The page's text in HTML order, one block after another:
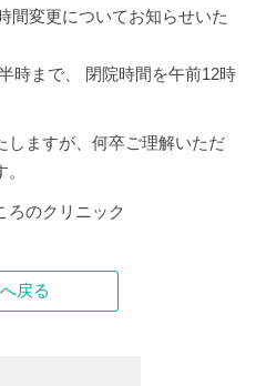
間変更についてお知らせいた
時まで、 閉院時間を午前12時
しますが、何卒ご理解いただ
のクリニック
戻る